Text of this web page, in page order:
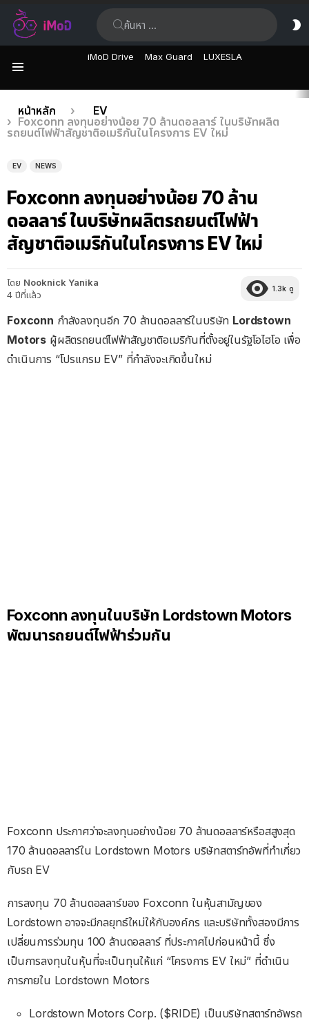
iMoD Drive Max Guard LUXESLA
เรื่อง
ล่าสุด
คุณอยู่ที่นี่:
หน้าหลัก
EV
Foxconn ลงทุนอย่างน้อย 70 ล้านดอลลาร์ ในบริษัทผลิต
รถยนต์ไฟฟ้าสัญชาติอเมริกันในโครงการ EV ใหม่
EV NEWS
Foxconn ลงทุนอย่างน้อย 70 ล้าน
ดอลลาร์ ในบริษัทผลิตรถยนต์ไฟฟ้า
สัญชาติอเมริกันในโครงการ EV ใหม่
โดย Nooknick Yanika
4 ปีที่แล้ว
1.3k ดู
Foxconn กำลังลงทุนอีก 70 ล้านดอลลาร์ในบริษัท Lordstown
Motors ผู้ผลิตรถยนต์ไฟฟ้าสัญชาติอเมริกันที่ตั้งอยู่ในรัฐโอไฮโอ เพื่อ
ดำเนินการ “โปรแกรม EV” ที่กำลังจะเกิดขึ้นใหม่
Foxconn ลงทุนในบริษัท Lordstown Motors
พัฒนารถยนต์ไฟฟ้าร่วมกัน
Foxconn ประกาศว่าจะลงทุนอย่างน้อย 70 ล้านดอลลาร์หรือสสูงสุด
170 ล้านดอลลาร์ใน Lordstown Motors บริษัทสตาร์ทอัพที่ทำเกี่ยว
กับรถ EV
การลงทุน 70 ล้านดอลลาร์ของ Foxconn ในหุ้นสามัญของ
Lordstown อาจจะมีกลยุทธ์ใหม่ให้กับองค์กร และบริษัททั้งสองมีการ
เปลี่ยนการร่วมทุน 100 ล้านดอลลาร์ ที่ประกาศไปก่อนหน้านี้ ซึ่ง
เป็นการลงทุนในหุ้นที่จะเป็นทุนให้แก่ “โครงการ EV ใหม่” ที่ดำเนิน
การภายใน Lordstown Motors
Lordstown Motors Corp. ($RIDE) เป็นบริษัทสตาร์ทอัพรถ